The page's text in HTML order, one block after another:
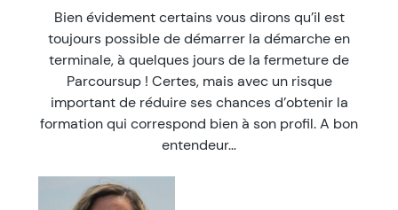
Bien évidement certains vous dirons qu’il est
toujours possible de démarrer la démarche en
terminale, à quelques jours de la fermeture de
Parcoursup ! Certes, mais avec un risque
important de réduire ses chances d’obtenir la
formation qui correspond bien à son profil. A bon
entendeur…